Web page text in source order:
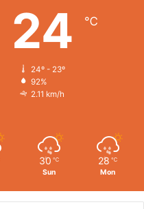
24 ℃
24º - 23º
92%
2.11 km/h
30 ℃
Sun
28 ℃
Mon